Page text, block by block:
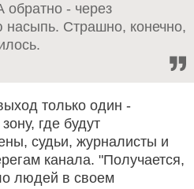
- через
Страшно, конечно,
только один -
где будут
судьи, журналисты и
канала. "Получается,
людей в своем